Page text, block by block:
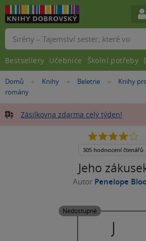
Nacházíte
se
Domů »
Knihy »
Beletrie »
Knihy
romány
Zásilkovna zdarma celý týden!
Jeho
Autor Penelope
Nedostupné
4.0
5
305 hodnocení čtenářů
Vyhledávání
Bestsellery Učebnice Školní potřeby